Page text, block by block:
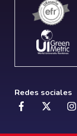
Redes sociales